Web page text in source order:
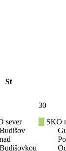
St
sever
Budišov
nad
Budišovkou
30
SKO